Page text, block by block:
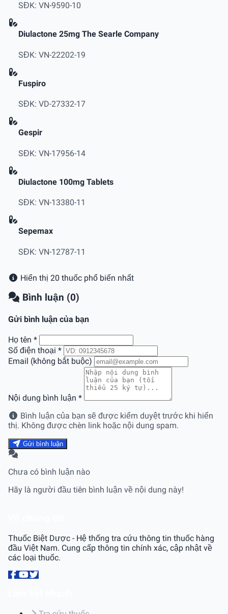
SĐK: VN-9590-10
Diulactone 25mg The Searle Company
SĐK: VN-22202-19
Fuspiro
SĐK: VD-27332-17
Gespir
SĐK: VN-17956-14
Diulactone 100mg Tablets
SĐK: VN-13380-11
Sepemax
SĐK: VN-12787-11
Hiển thị 20 thuốc phổ biến nhất
Bình luận (0)
Gửi bình luận của bạn
Họ tên *
Số điện thoại *
Email (không bắt buộc)
Nội dung bình luận *
Bình luận của bạn sẽ được kiểm duyệt trước khi hiển
thị. Không được chèn link hoặc nội dung spam.
Gửi bình luận
Chưa có bình luận nào
Hãy là người đầu tiên bình luận về nội dung này!
Thuốc Biệt Dược - Hệ thống tra cứu thông tin thuốc hàng
đầu Việt Nam. Cung cấp thông tin chính xác, cập nhật về
các loại thuốc.